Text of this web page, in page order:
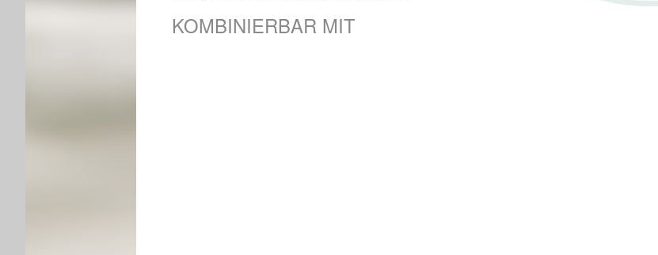
KOMBINIERBAR MIT